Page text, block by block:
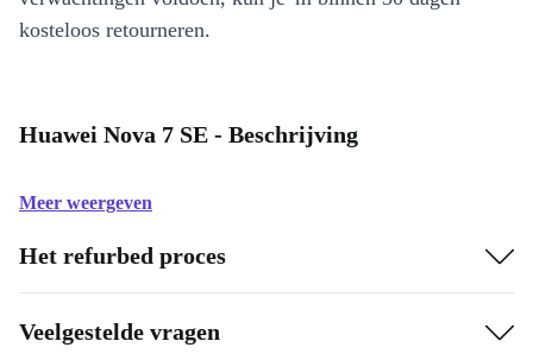
kosteloos retourneren.
Huawei Nova 7 SE - Beschrijving
Meer weergeven
Het refurbed proces
Veelgestelde vragen